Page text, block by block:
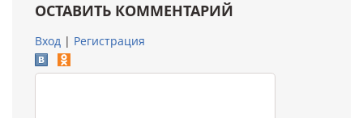
ОСТАВИТЬ КОММЕНТАРИЙ
Вход | Регистрация